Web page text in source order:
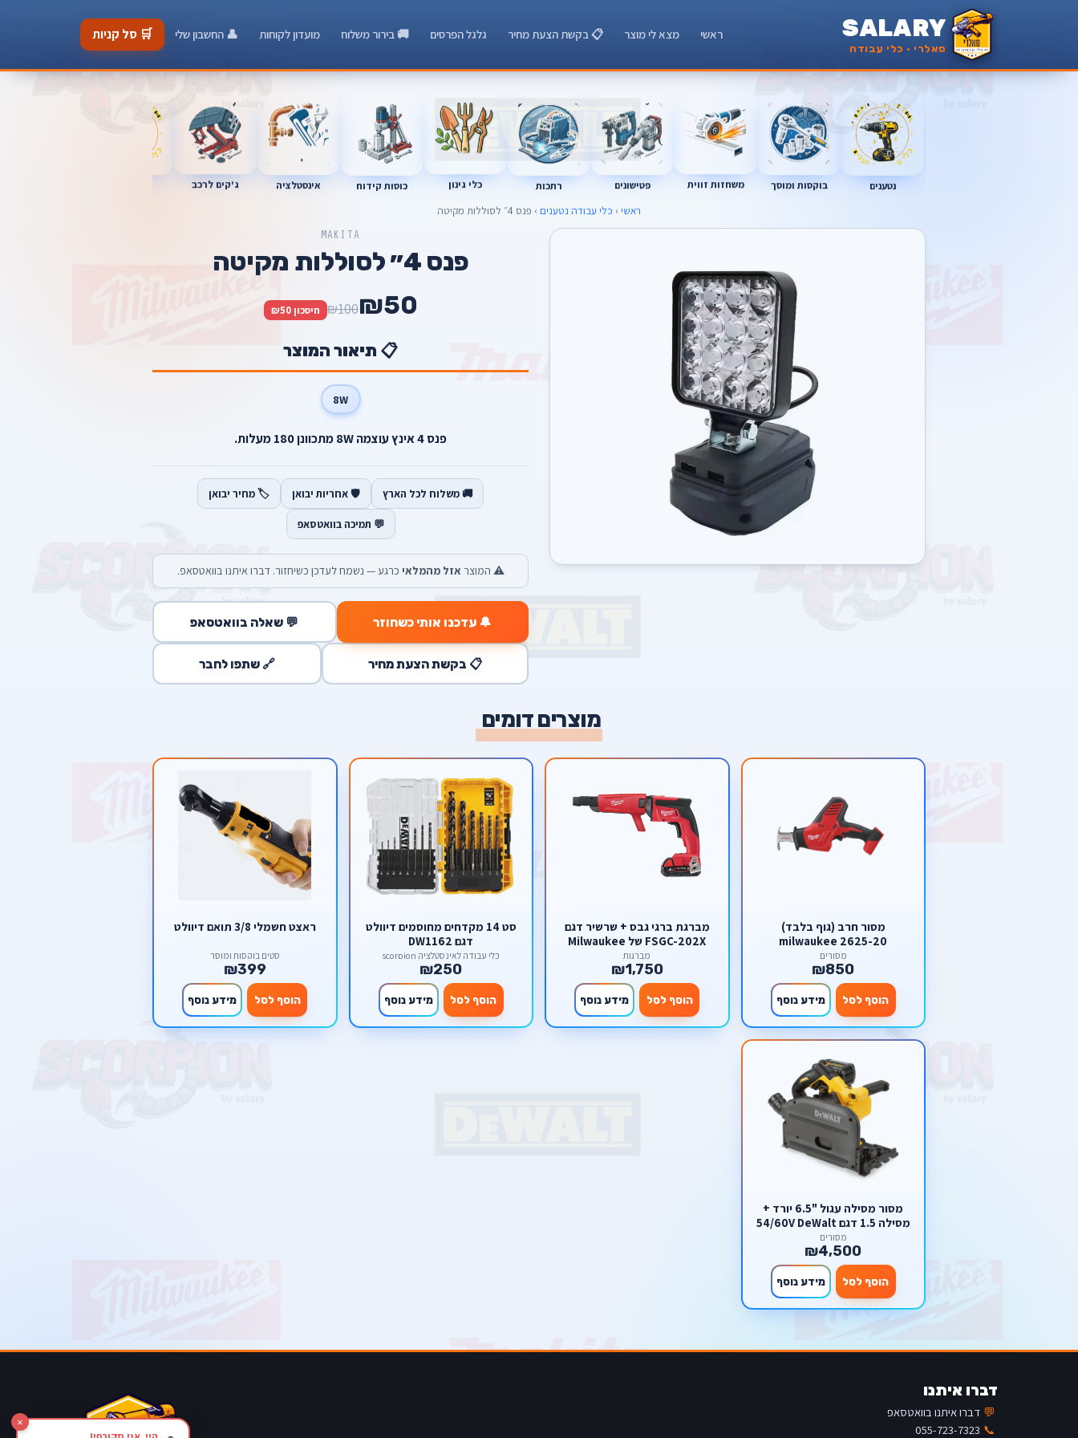
SALARY
סאלרי · כלי עבודה
ראשי מצא לי מוצר 📋 בקשת הצעת מחיר גלגל הפרסים 🚚 בירור משלוח מועדון לקוחות 👤 החשבון שלי 🛒 סל קניות
נטענים בוקסות ומוסך משחזות זווית פטישונים רתכות כלי גינון כוסות קידוח אינסטלציה ג'קים לרכב
ראשי › כלי עבודה נטענים › פנס 4״ לסוללות מקיטה
MAKITA
פנס 4״ לסוללות מקיטה
₪50
₪100 חיסכון ₪50
📋 תיאור המוצר
8W
פנס 4 אינץ עוצמה 8W מתכוונן 180 מעלות.
🚚 משלוח לכל הארץ 🛡️ אחריות יבואן 🏷️ מחיר יבואן
💬 תמיכה בוואטסאפ
⚠️ המוצר אזל מהמלאי כרגע — נשמח לעדכן כשיחזור. דברו איתנו בוואטסאפ.
🔔 עדכנו אותי כשחוזר 💬 שאלה בוואטסאפ
📋 בקשת הצעת מחיר 🔗 שתפו לחבר
מוצרים דומים
מסור חרב (גוף בלבד)
milwaukee 2625-20
מסורים
₪850
הוסף לסל מידע נוסף
מברגת ברגי גבס + שרשיר דגם
FSGC-202X של Milwaukee
מילווקי
מברגות
₪1,750
הוסף לסל מידע נוסף
סט 14 מקדחים מחוסמים דיוולט
דגם DW1162
כלי עבודה לאינסטלציה scorpion
₪250
הוסף לסל מידע נוסף
ראצט חשמלי 3/8 תואם דיוולט
סטים בוקסות ומוסך
₪399
הוסף לסל מידע נוסף
מסור מסילה עגול "6.5 יורד +
מסילה 1.5 דגם 54/60V DeWalt
FlexVolt DCS520 דיוולט
מסורים
₪4,500
הוסף לסל מידע נוסף
דברו איתנו
💬 דברו איתנו בוואטסאפ
📞
055-723-7323
×